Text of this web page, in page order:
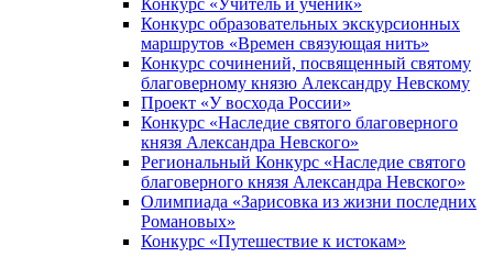
Конкурс «Учитель и ученик»
Конкурс образовательных экскурсионных
маршрутов «Времен связующая нить»
Конкурс сочинений, посвященный святому
благоверному князю Александру Невскому
Проект «У восхода России»
Конкурс «Наследие святого благоверного
князя Александра Невского»
Региональный Конкурс «Наследие святого
благоверного князя Александра Невского»
Олимпиада «Зарисовка из жизни последних
Романовых»
Конкурс «Путешествие к истокам»